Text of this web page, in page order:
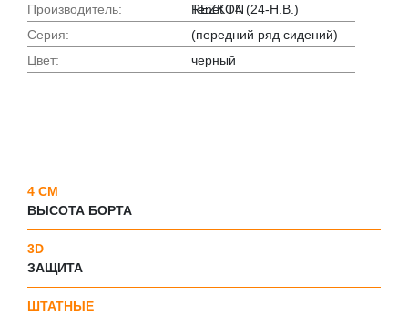
Tenet T4 (24-Н.В.)
Производитель:
REZKON
Серия:
(передний ряд сидений)
Цвет:
черный
4 СМ
ВЫСОТА БОРТА
3D
ЗАЩИТА
ШТАТНЫЕ